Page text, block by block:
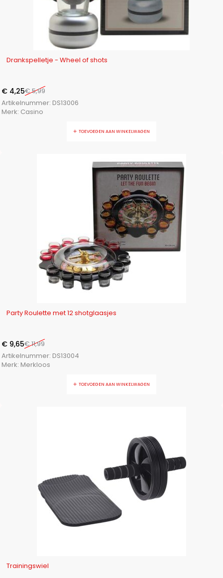
Drankspelletje - Wheel of shots
€5,99
€ 4,25
Artikelnummer: DS13006
Merk: Casino
TOEVOEGEN AAN WINKELWAGEN
Party Roulette met 12 shotglaasjes
€11,99
€ 9,65
Artikelnummer: DS13004
Merk: Merkloos
TOEVOEGEN AAN WINKELWAGEN
Trainingswiel